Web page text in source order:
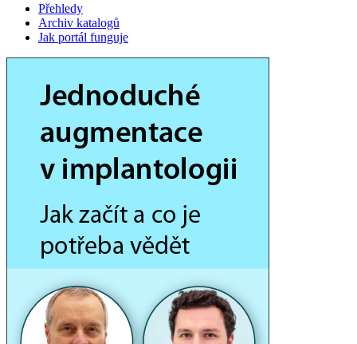
Přehledy
Archiv katalogů
Jak portál funguje